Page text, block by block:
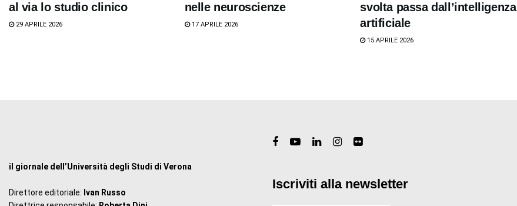
al via lo studio clinico
29 APRILE 2026
nelle neuroscienze
17 APRILE 2026
svolta passa dall’intelligenza
artificiale
15 APRILE 2026
il giornale dell’Università degli Studi di Verona
Direttore editoriale: Ivan Russo
Iscriviti alla newsletter